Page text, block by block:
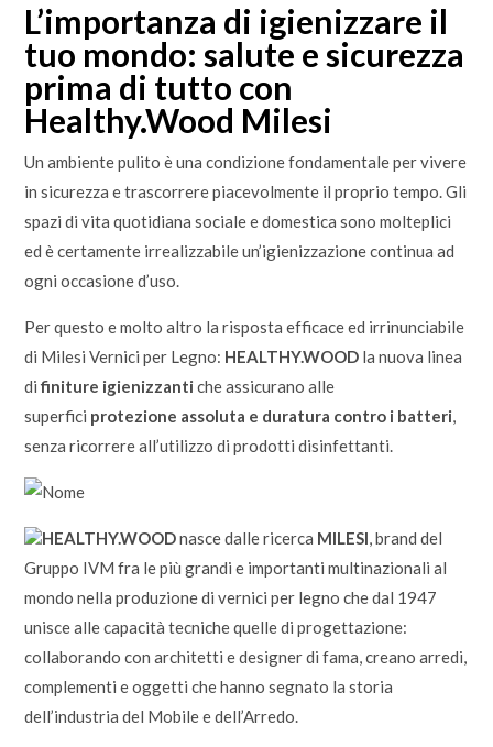
L’importanza di igienizzare il
tuo mondo: salute e sicurezza
prima di tutto con
Healthy.Wood Milesi
Un ambiente pulito è una condizione fondamentale per vivere
in sicurezza e trascorrere piacevolmente il proprio tempo. Gli
spazi di vita quotidiana sociale e domestica sono molteplici
ed è certamente irrealizzabile un’igienizzazione continua ad
ogni occasione d’uso.
Per questo e molto altro la risposta efficace ed irrinunciabile
di Milesi Vernici per Legno: HEALTHY.WOOD la nuova linea
difiniture igienizzantiche assicurano alle
superfici protezione assoluta e duratura contro i batteri,
senza ricorrere all’utilizzo di prodotti disinfettanti.
HEALTHY.WOODnasce dalle ricerca MILESI, brand del
Gruppo IVM fra le più grandi e importanti multinazionali al
mondo nella produzione di vernici per legno che dal 1947
unisce alle capacità tecniche quelle di progettazione:
collaborando con architetti e designer di fama, creano arredi,
complementi e oggetti che hanno segnato la storia
dell’industria del Mobile e dell’Arredo.